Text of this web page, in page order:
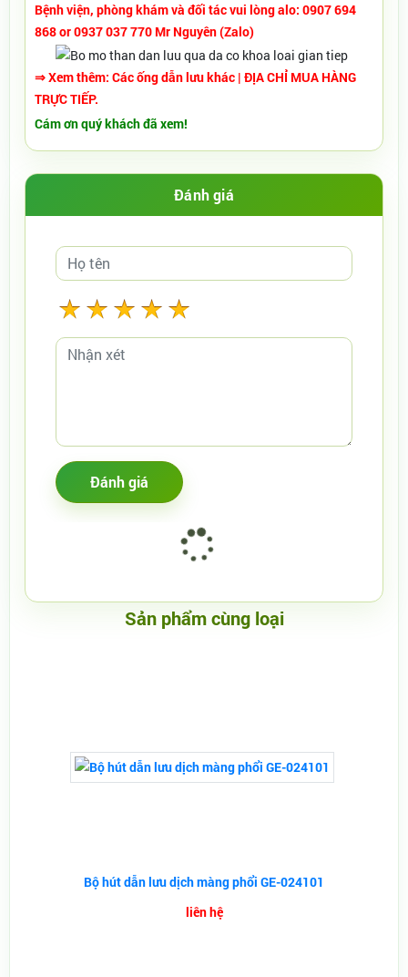
Bệnh viện, phòng khám và đối tác vui lòng alo: 0907 694
868 or 0937 037 770 Mr Nguyên (Zalo)
⇒ Xem thêm: Cácống dẫn lưukhác | ĐỊA CHỈ MUA HÀNG
TRỰC TIẾP.
Cám ơn quý khách đã xem!
Đánh giá
Sản phẩm cùng loại
Bộ hút dẫn lưu dịch màng phổi GE-024101
liên hệ